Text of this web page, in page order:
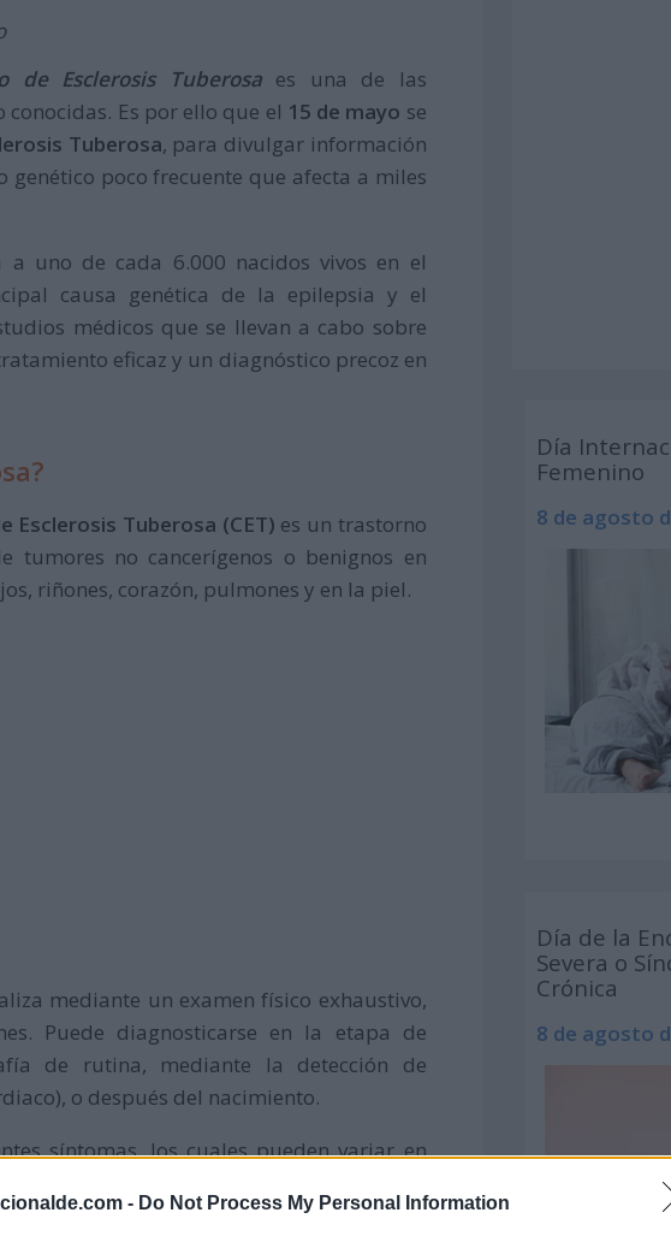
- Do Not Process My Personal Information
de Esclerosis Tuberosaes una de las
Es por ello que el 15 de mayo se
Tuberosa, para divulgar información
poco frecuente que afecta a miles
uno de cada 6.000 nacidos vivos en el
causa genética de la epilepsia y el
médicos que se llevan a cabo sobre
eficaz y un diagnóstico precoz en
Esclerosis Tuberosa (CET) es un trastorno
tumores no cancerígenos o benignos en
riñones, corazón, pulmones y en la piel.
mediante un examen físico exhaustivo,
Puede diagnosticarse en la etapa de
de rutina, mediante la detección de
o después del nacimiento.
síntomas, los cuales pueden variar en
de los tumores y la gravedad de la
a hombres y mujeres, pertenecientes a
Día
Femenino
8 de agosto
Día de la
Severa o
Crónica
8 de agosto